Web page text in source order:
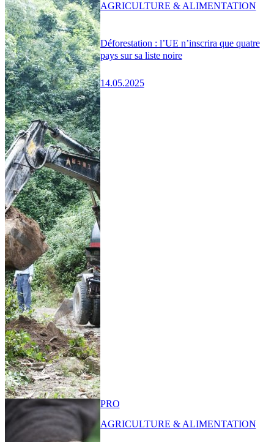
Déforestation : l’UE n’inscrira que quatre
pays sur sa liste noire
14.05.2025
AGRICULTURE & ALIMENTATION
PRO
AGRICULTURE & ALIMENTATION